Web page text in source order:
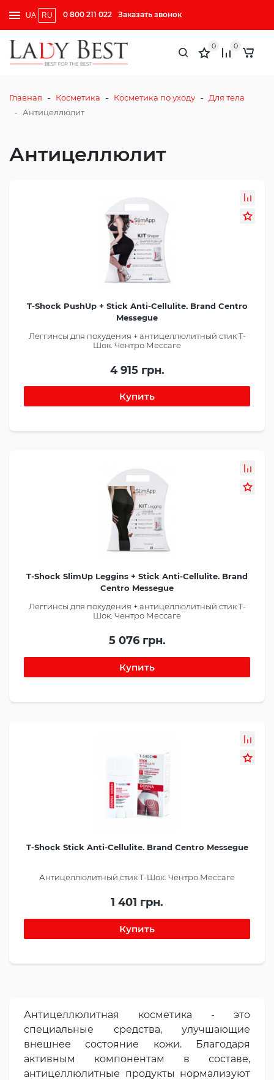
UA RU 0 800 211 022 Заказать звонок
0 0
Главная - Косметика - Косметика по уходу - Для тела
- Антицеллюлит
Антицеллюлит
T-Shock PushUp + Stick Anti-Cellulite. Brand Centro
Messegue
Леггинсы для похудения + антицеллюлитный стик Т-
Шок. Чентро Мессаге
4 915 грн.
T-Shock SlimUp Leggins + Stick Anti-Cellulite. Brand
Centro Messegue
Леггинсы для похудения + антицеллюлитный стик Т-
Шок. Чентро Мессаге
5 076 грн.
T-Shock Stick Anti-Cellulite. Brand Centro Messegue
Антицеллюлитный стик Т-Шок. Чентро Мессаге
1 401 грн.
Антицеллюлитная косметика - это
специальные средства, улучшающие
внешнее состояние кожи. Благодаря
активным компонентам в составе,
антицеллюлитные продукты нормализуют